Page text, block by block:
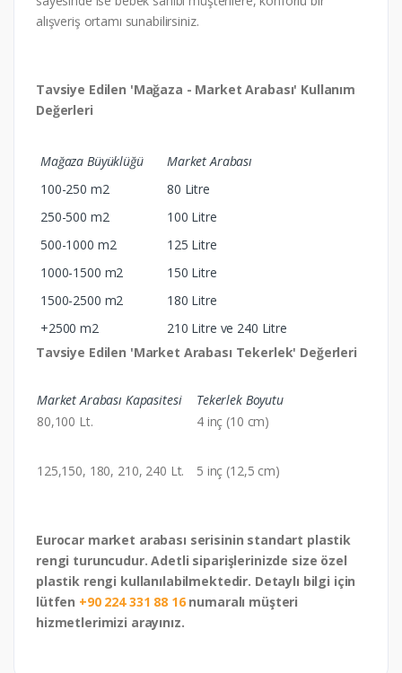
alışveriş ortamı sunabilirsiniz.
Tavsiye Edilen 'Mağaza - Market Arabası' Kullanım
Değerleri
Mağaza Büyüklüğü
Market Arabası
100-250 m2
80 Litre
250-500 m2
100 Litre
500-1000 m2
125 Litre
1000-1500 m2
150 Litre
1500-2500 m2
180 Litre
+2500 m2
210 Litre ve 240 Litre
Tavsiye Edilen 'Market Arabası Tekerlek' Değerleri
Market Arabası Kapasitesi
Tekerlek Boyutu
80,100 Lt.
4 inç (10 cm)
125,150, 180, 210, 240 Lt. 5 inç (12,5 cm)
Eurocar market arabası serisinin standart plastik
rengi turuncudur. Adetli siparişlerinizde size özel
plastik rengi kullanılabilmektedir. Detaylı bilgi için
lütfen +90 224 331 88 16numaralı müşteri
hizmetlerimizi arayınız.